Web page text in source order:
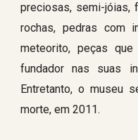
preciosas, semi-jóias,
rochas, pedras com
meteorito, peças
fundador nas suas
Entretanto, o museu
morte, em 2011.